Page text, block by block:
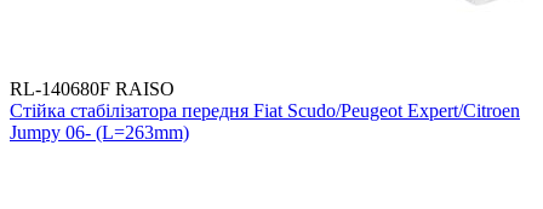
RL-140680F RAISO
Стійка стабілізатора передня Fiat Scudo/Peugeot Expert/Citroen
Jumpy 06- (L=263mm)